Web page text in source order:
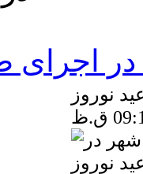
اجرای
نوروز